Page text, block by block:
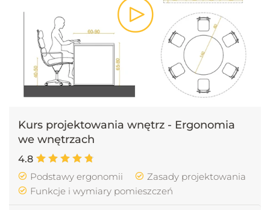
Kurs projektowania wnętrz - Ergonomia
we wnętrzach
4.8
Podstawy ergonomii
Zasady projektowania
Funkcje i wymiary pomieszczeń